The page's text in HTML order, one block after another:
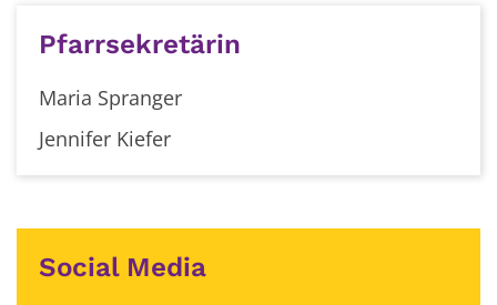
Pfarrsekretärin
Maria Spranger
Jennifer Kiefer
Social Media